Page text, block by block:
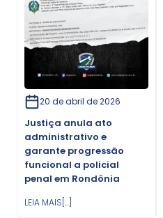
20 de abril de 2026
Justiça anula ato
administrativo e
garante progressão
funcional a policial
penal em Rondônia
LEIA MAIS[...]